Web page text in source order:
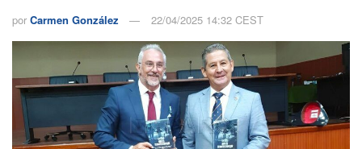
por Carmen González 22/04/2025 14:32 CEST